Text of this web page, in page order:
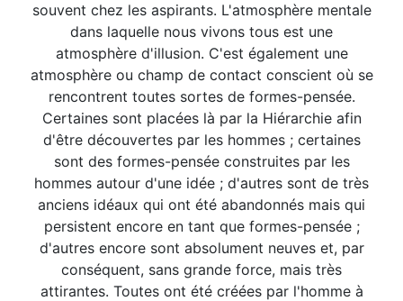
souvent chez les aspirants. L'atmosphère mentale
dans laquelle nous vivons tous est une
atmosphère d'illusion. C'est également une
atmosphère ou champ de contact conscient où se
rencontrent toutes sortes de formes-pensée.
Certaines sont placées là par la Hiérarchie afin
d'être découvertes par les hommes ; certaines
sont des formes-pensée construites par les
hommes autour d'une idée ; d'autres sont de très
anciens idéaux qui ont été abandonnés mais qui
persistent encore en tant que formes-pensée ;
d'autres encore sont absolument neuves et, par
conséquent, sans grande force, mais très
attirantes. Toutes ont été créées par l'homme à